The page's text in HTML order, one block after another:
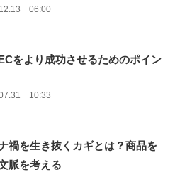
06:00
をより成功させるためのポイン
10:33
禍を生き抜くカギとは？商品を
脈を考える